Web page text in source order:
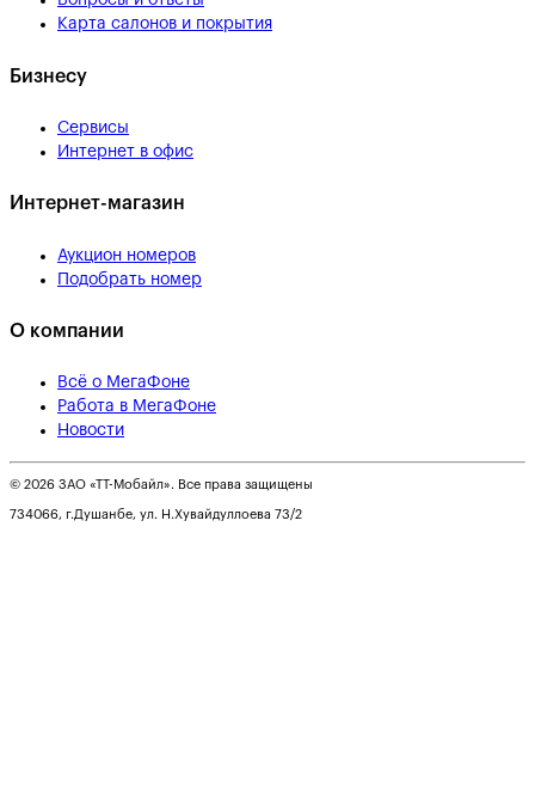
Карта салонов и покрытия
Бизнесу
Сервисы
Интернет в офис
Интернет-магазин
Аукцион номеров
Подобрать номер
О компании
Всё о МегаФоне
Работа в МегаФоне
Новости
© 2026 ЗАО «ТТ-Мобайл». Все права защищены
734066, г.Душанбе, ул. Н.Хувайдуллоева 73/2